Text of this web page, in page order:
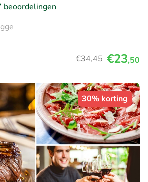
beoordelingen
€34,45 €23,50
30% korting